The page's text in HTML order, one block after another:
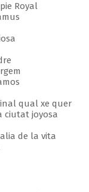
Royal
qual xe quer
ciutat joyosa
de la vita